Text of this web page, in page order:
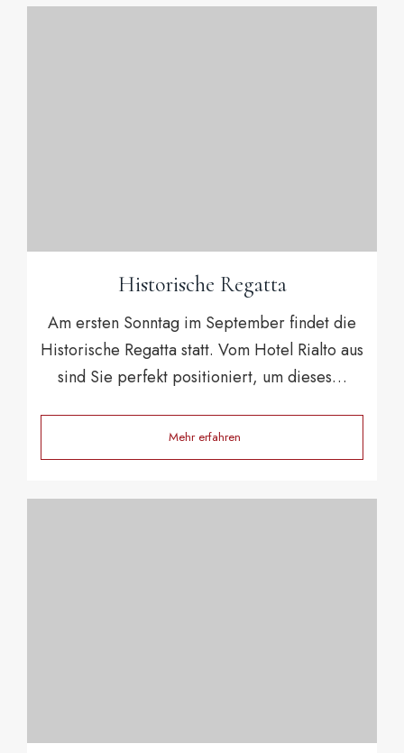
Historische Regatta
Am ersten Sonntag im September findet die
Historische Regatta statt. Vom Hotel Rialto aus
sind Sie perfekt positioniert, um dieses…
Mehr erfahren